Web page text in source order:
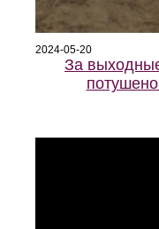
2024-05-20
За